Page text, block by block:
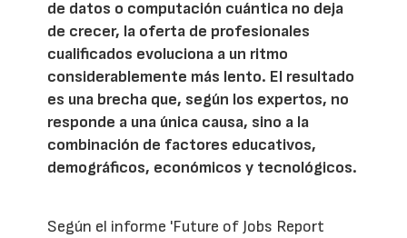
de datos o computación cuántica no deja
de crecer, la oferta de profesionales
cualificados evoluciona a un ritmo
considerablemente más lento. El resultado
es una brecha que, según los expertos, no
responde a una única causa, sino a la
combinación de factores educativos,
demográficos, económicos y tecnológicos.
Según el informe 'Future of Jobs Report